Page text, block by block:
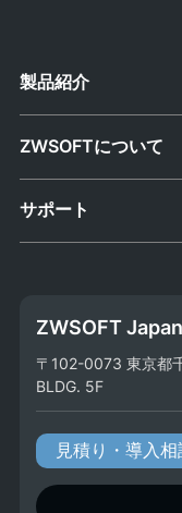
ZWSOFT
〒102-0073 東京都
BLDG. 5F
見積り・導入
製品紹介
ZWSOFTについて
サポート